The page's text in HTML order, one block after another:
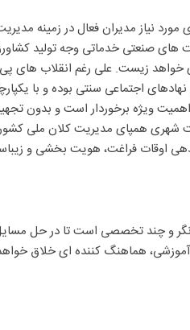
نیاز مدیران فعال در زمینه
صنعتی خدماتی وجه تولید
خواهد زیست. علی رغم انقلاب های
اجتماعی سنتی بوده و با
ویژه برخوردار است و بدون
شهری همپای مدیریت کلان ملی
اوقات فراغت، هویت بخشی و
و چند تخصصی است تا در حل
آموزشی، هماهنگ کننده ای خلاق